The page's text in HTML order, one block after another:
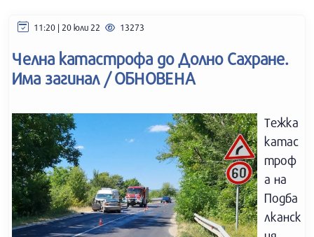
11:20 | 20 юли 22 13273
Челна катастрофа до Долно Сахране.
Има загинал / ОБНОВЕНА
Тежка
катас
троф
а на
Подба
лканск